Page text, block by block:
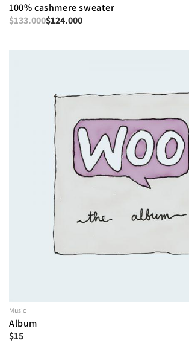
100% cashmere sweater
$133.000$124.000
Music
Album
$15